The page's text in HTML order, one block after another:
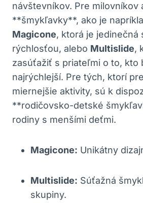
návštevníkov. Pre milovníkov
**šmykľavky**, ako je
Magicone, ktorá je jedinečná
rýchlosťou, alebo Multislide,
zasúťažiť s priateľmi o to, kto
najrýchlejší. Pre tých, ktorí
miernejšie aktivity, sú k
**rodičovsko-detské
rodiny s menšími deťmi.
Magicone: Unikátny
Multislide: Súťažná
skupiny.